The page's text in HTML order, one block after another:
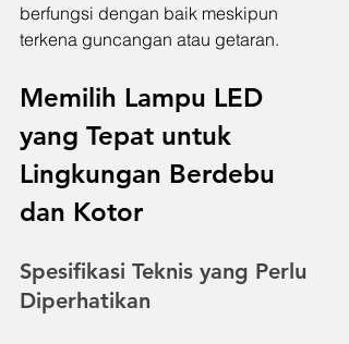
berfungsi dengan baik meskipun
terkena guncangan atau getaran.
Memilih Lampu LED
yang Tepat untuk
Lingkungan Berdebu
dan Kotor
Spesifikasi Teknis yang Perlu
Diperhatikan